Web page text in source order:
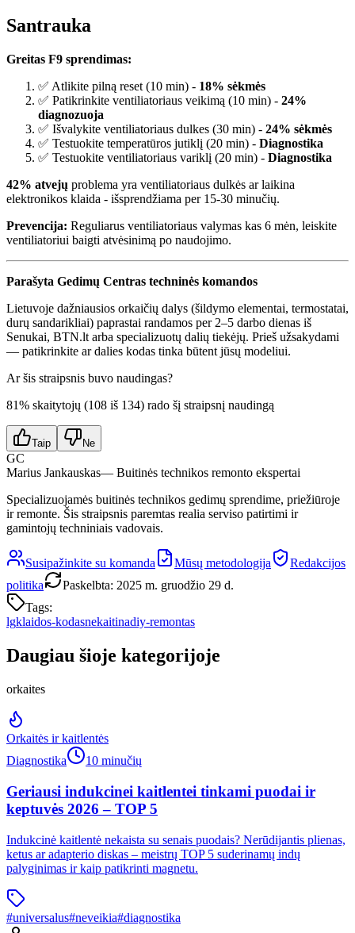
Santrauka
Greitas F9 sprendimas:
✅ Atlikite pilną reset (10 min) - 18% sėkmės
✅ Patikrinkite ventiliatoriaus veikimą (10 min) - 24%
diagnozuoja
✅ Išvalykite ventiliatoriaus dulkes (30 min) - 24% sėkmės
✅ Testuokite temperatūros jutiklį (20 min) - Diagnostika
✅ Testuokite ventiliatoriaus variklį (20 min) - Diagnostika
42% atvejų problema yra ventiliatoriaus dulkės ar laikina
elektronikos klaida - išsprendžiama per 15-30 minučių.
Prevencija: Reguliarus ventiliatoriaus valymas kas 6 mėn, leiskite
ventiliatoriui baigti atvėsinimą po naudojimo.
Parašyta Gedimų Centras techninės komandos
Lietuvoje dažniausios orkaičių dalys (šildymo elementai, termostatai,
durų sandarikliai) paprastai randamos per 2–5 darbo dienas iš
Senukai, BTN.lt arba specializuotų dalių tiekėjų. Prieš užsakydami
— patikrinkite ar dalies kodas tinka būtent jūsų modeliui.
Ar šis straipsnis buvo naudingas?
81% skaitytojų (108 iš 134) rado šį straipsnį naudingą
Taip Ne
GC
Marius Jankauskas— Buitinės technikos remonto ekspertai
Specializuojamės buitinės technikos gedimų sprendime, priežiūroje
ir remonte. Šis straipsnis paremtas realia serviso patirtimi ir
gamintojų techniniais vadovais.
Susipažinkite su komanda Mūsų metodologija
Redakcijos
politika
Paskelbta: 2025 m. gruodžio 29 d.
Tags:
lgklaidos-kodasnekaitinadiy-remontas
Daugiau šioje kategorijoje
orkaites
Orkaitės ir kaitlentės
Diagnostika
10 minučių
Geriausi indukcinei kaitlentei tinkami puodai ir
keptuvės 2026 – TOP 5
Indukcinė kaitlentė nekaista su senais puodais? Nerūdijantis plienas,
ketus ar adapterio diskas – meistrų TOP 5 suderinamų indų
palyginimas ir kaip patikrinti magnetu.
#universalus#neveikia#diagnostika